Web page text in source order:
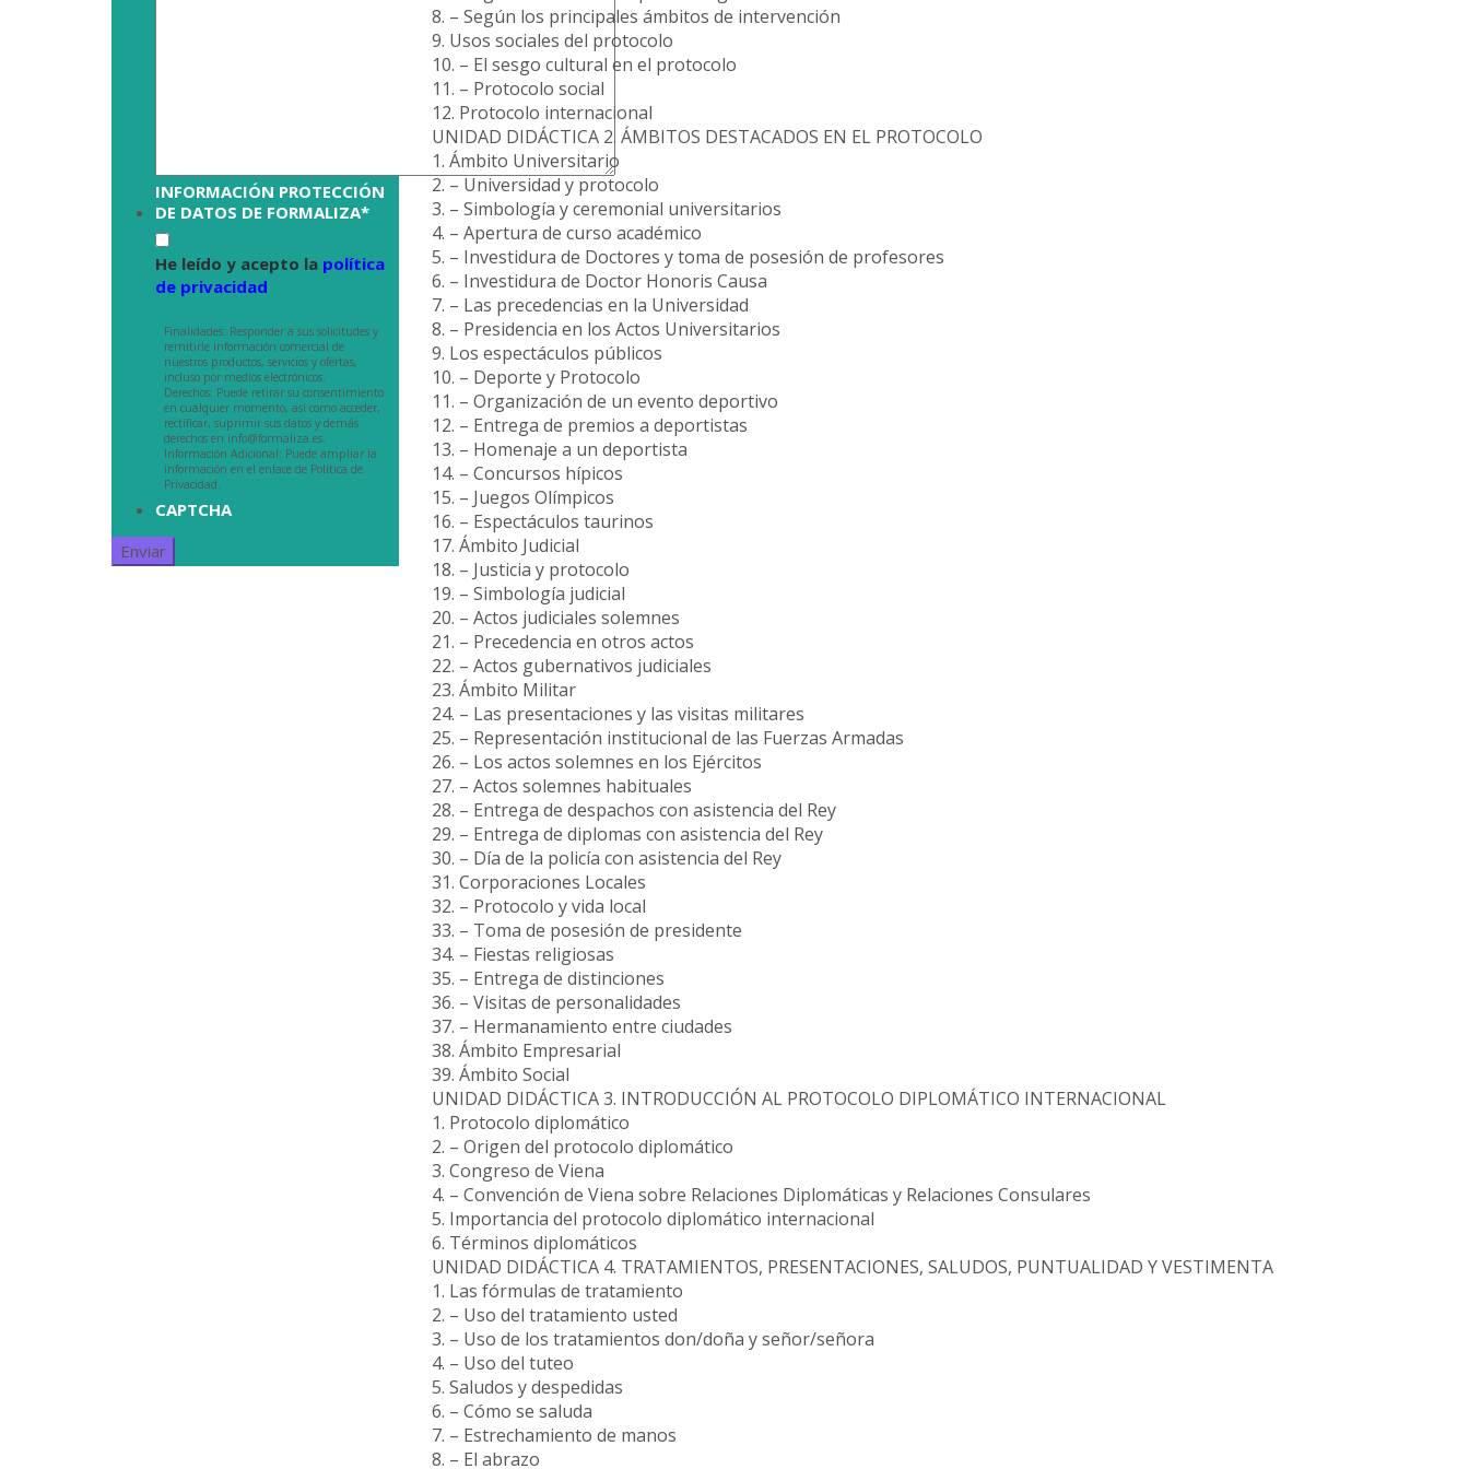
INFORMACIÓN PROTECCIÓN
DE DATOS DE FORMALIZA*
He leído y acepto la política
de privacidad
Finalidades: Responder a sus solicitudes y
remitirle información comercial de
nuestros productos, servicios y ofertas,
incluso por medios electrónicos.
Derechos: Puede retirar su consentimiento
en cualquier momento, así como acceder,
rectificar, suprimir sus datos y demás
derechos en info@formaliza.es.
Información Adicional: Puede ampliar la
información en el enlace de Política de
Privacidad.
CAPTCHA
8. – Según los principales ámbitos de intervención
9. Usos sociales del protocolo
10. – El sesgo cultural en el protocolo
11. – Protocolo social
12. Protocolo internacional
UNIDAD DIDÁCTICA 2. ÁMBITOS DESTACADOS EN EL PROTOCOLO
1. Ámbito Universitario
2. – Universidad y protocolo
3. – Simbología y ceremonial universitarios
4. – Apertura de curso académico
5. – Investidura de Doctores y toma de posesión de profesores
6. – Investidura de Doctor Honoris Causa
7. – Las precedencias en la Universidad
8. – Presidencia en los Actos Universitarios
9. Los espectáculos públicos
10. – Deporte y Protocolo
11. – Organización de un evento deportivo
12. – Entrega de premios a deportistas
13. – Homenaje a un deportista
14. – Concursos hípicos
15. – Juegos Olímpicos
16. – Espectáculos taurinos
17. Ámbito Judicial
18. – Justicia y protocolo
19. – Simbología judicial
20. – Actos judiciales solemnes
21. – Precedencia en otros actos
22. – Actos gubernativos judiciales
23. Ámbito Militar
24. – Las presentaciones y las visitas militares
25. – Representación institucional de las Fuerzas Armadas
26. – Los actos solemnes en los Ejércitos
27. – Actos solemnes habituales
28. – Entrega de despachos con asistencia del Rey
29. – Entrega de diplomas con asistencia del Rey
30. – Día de la policía con asistencia del Rey
31. Corporaciones Locales
32. – Protocolo y vida local
33. – Toma de posesión de presidente
34. – Fiestas religiosas
35. – Entrega de distinciones
36. – Visitas de personalidades
37. – Hermanamiento entre ciudades
38. Ámbito Empresarial
39. Ámbito Social
UNIDAD DIDÁCTICA 3. INTRODUCCIÓN AL PROTOCOLO DIPLOMÁTICO INTERNACIONAL
1. Protocolo diplomático
2. – Origen del protocolo diplomático
3. Congreso de Viena
4. – Convención de Viena sobre Relaciones Diplomáticas y Relaciones Consulares
5. Importancia del protocolo diplomático internacional
6. Términos diplomáticos
UNIDAD DIDÁCTICA 4. TRATAMIENTOS, PRESENTACIONES, SALUDOS, PUNTUALIDAD Y VESTIMENTA
1. Las fórmulas de tratamiento
2. – Uso del tratamiento usted
3. – Uso de los tratamientos don/doña y señor/señora
4. – Uso del tuteo
5. Saludos y despedidas
6. – Cómo se saluda
7. – Estrechamiento de manos
8. – El abrazo